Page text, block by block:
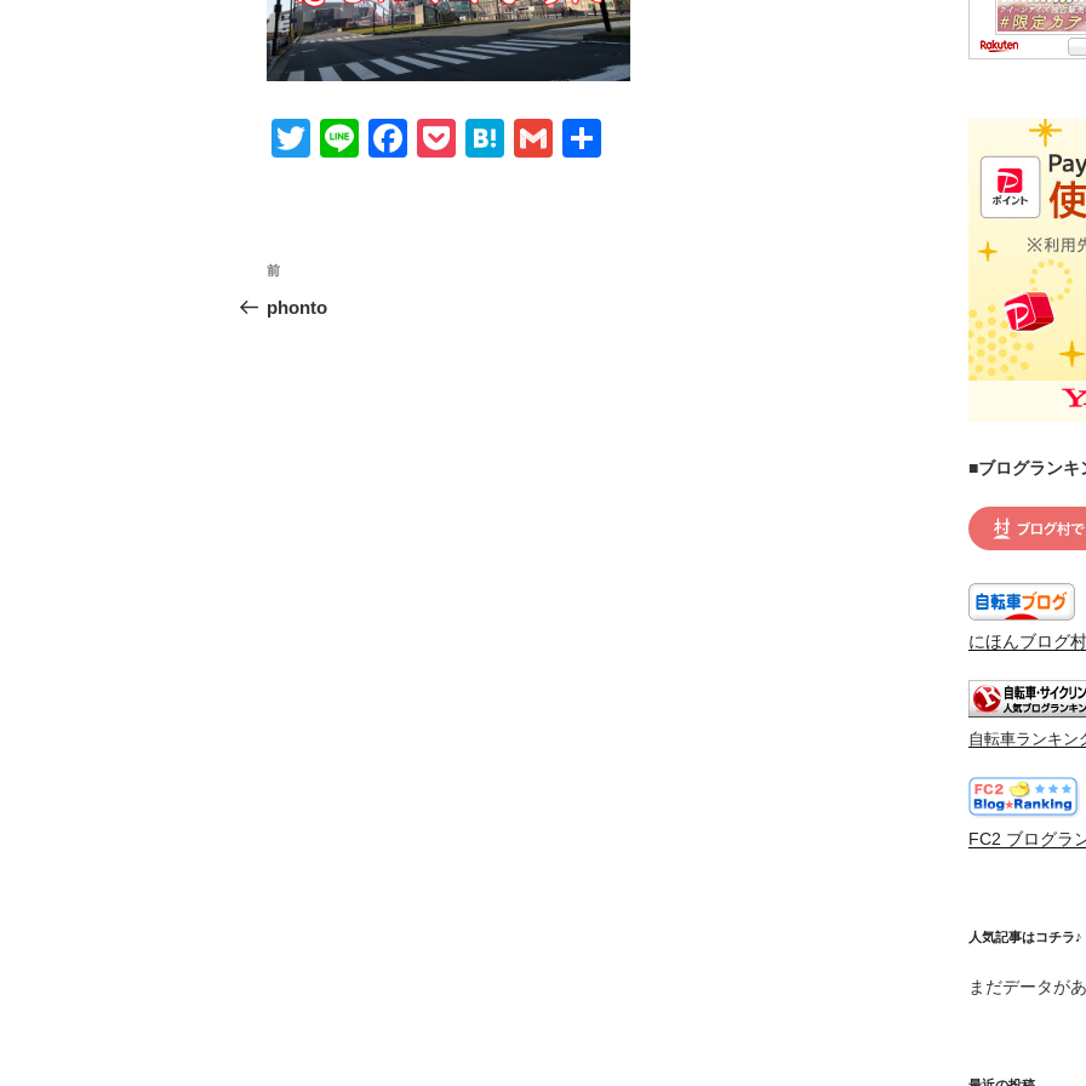
T
Li
F
P
H
G
投
稿
前
の
前
phonto
■ブログランキ
にほんブログ村
自転車ランキン
FC2 ブログラ
人気記事はコチラ♪
まだデータが